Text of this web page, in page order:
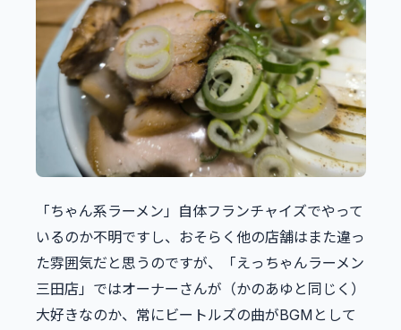
「ちゃん系ラーメン」自体フランチャイズでやって
いるのか不明ですし、おそらく他の店舗はまた違っ
た雰囲気だと思うのですが、「えっちゃんラーメン
三田店」ではオーナーさんが（かのあゆと同じく）
大好きなのか、常にビートルズの曲がBGMとして